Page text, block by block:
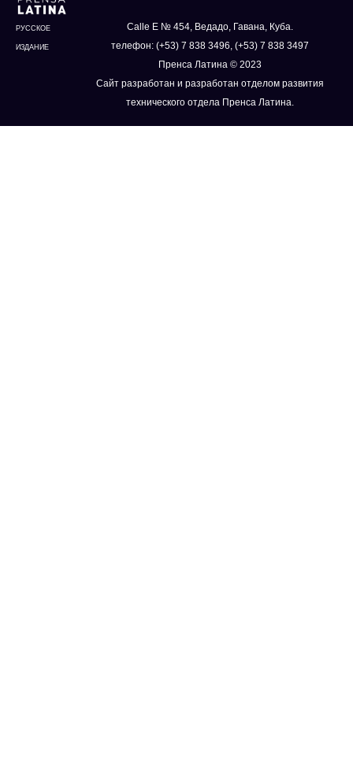
РУССКОЕ
ИЗДАНИЕ
Calle E № 454, Ведадо, Гавана, Куба.
телефон: (+53) 7 838 3496, (+53) 7 838 3497
Пренса Латина © 2023
Сайт разработан и разработан отделом развития
технического отдела Пренса Латина.